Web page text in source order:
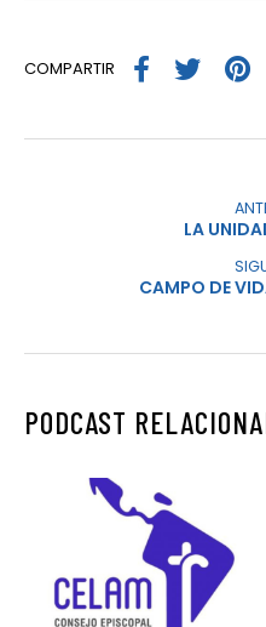
COMPARTIR
LA
CAMPO DE
PODCAST